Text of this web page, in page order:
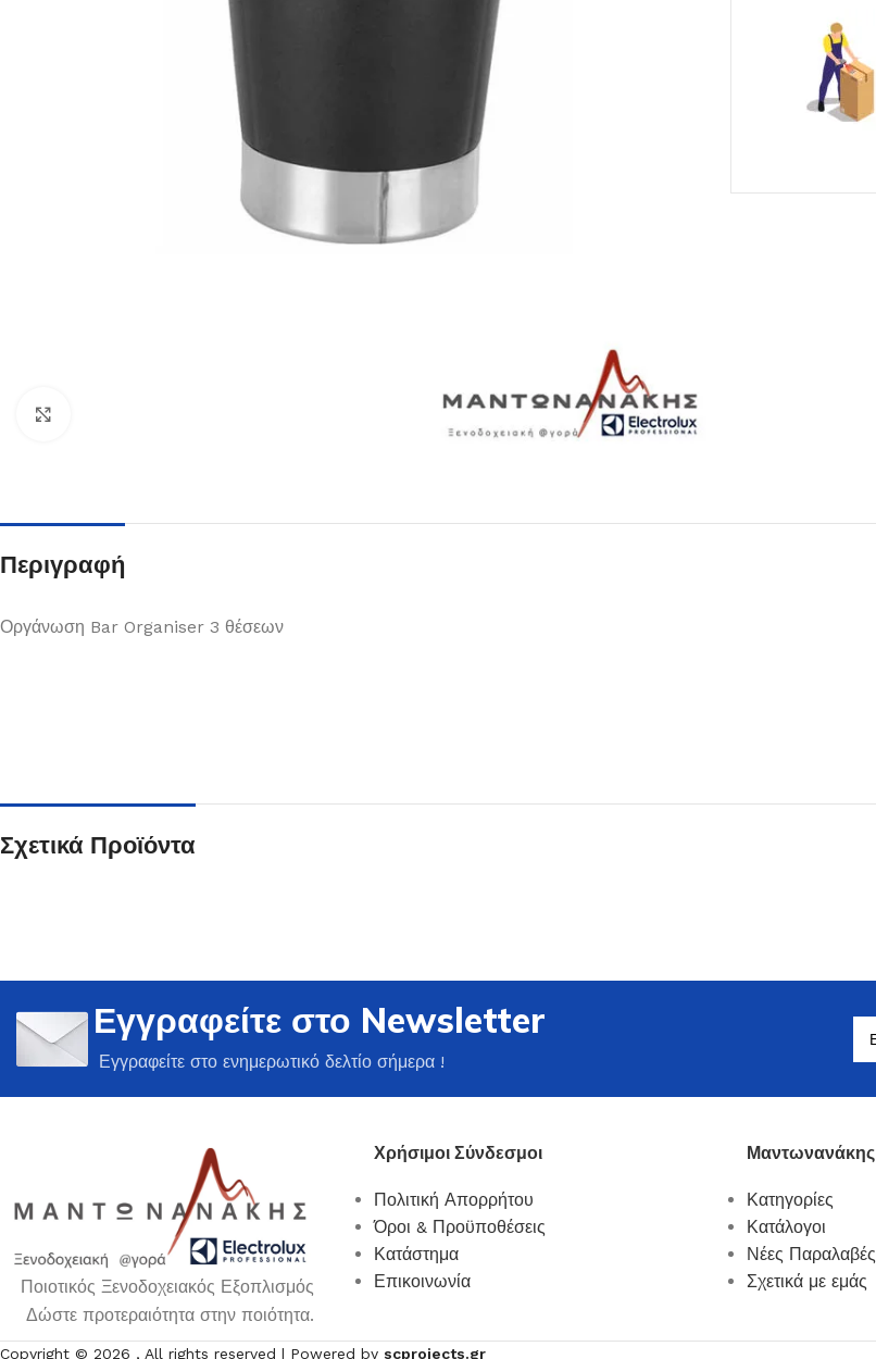
Ποτήρια Βοηθητικά Σκεύη
Περιγραφή
Οργάνωση Bar Organiser 3 θέσεων
Σχετικά Προϊόντα
Εγγραφείτε στο Newsletter
Εγγραφείτε στο ενημερωτικό δελτίο σήμερα !
Ποιοτικός Ξενοδοχειακός Εξοπλισμός
Δώστε προτεραιότητα στην ποιότητα.
Χρήσιμοι Σύνδεσμοι
Πολιτική Απορρήτου
Όροι & Προϋποθέσεις
Κατάστημα
Επικοινωνία
Μαντωνανάκης
Κατηγορίες
Κατάλογοι
Νέες Παραλαβές
Σχετικά με εμάς
Copyright © 2026 , All rights reserved | Powered by scprojects.gr